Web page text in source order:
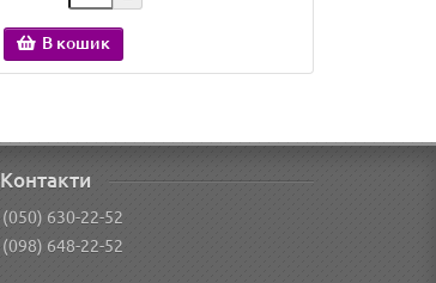
В кошик
Контакти
(050) 630-22-52
(098) 648-22-52